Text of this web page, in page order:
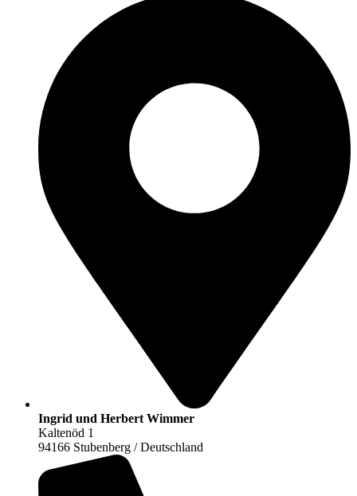
Ingrid und Herbert Wimmer
Kaltenöd 1
94166 Stubenberg / Deutschland